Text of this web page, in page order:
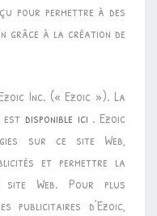
pour permettre à des
grâce à la création de
Inc. (« Ezoic »). La
est disponible ici . Ezoic
sur ce site Web,
et permettre la
Web. Pour plus
publicitaires d’Ezoic,